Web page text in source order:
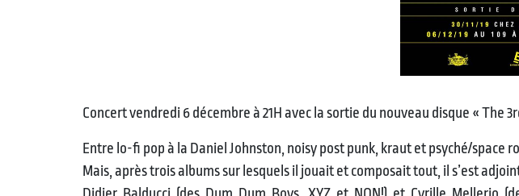
Concert vendredi 6 décembre à 21H avec la sortie du nouveau disque «
Entre lo-fi pop à la Daniel Johnston, noisy post punk, kraut et psyché/space
Mais, après trois albums sur lesquels il jouait et composait tout, il s’est